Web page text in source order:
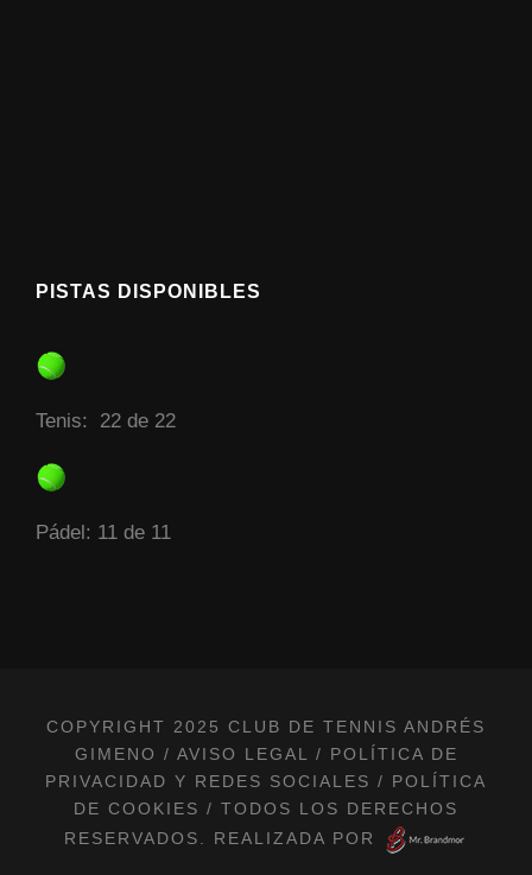
PISTAS DISPONIBLES
Tenis: 22 de 22
Pádel: 11 de 11
COPYRIGHT 2025 CLUB DE TENNIS ANDRÉS
GIMENO / AVISO LEGAL / POLÍTICA DE
PRIVACIDAD Y REDES SOCIALES / POLÍTICA
DE COOKIES / TODOS LOS DERECHOS
RESERVADOS. REALIZADA POR